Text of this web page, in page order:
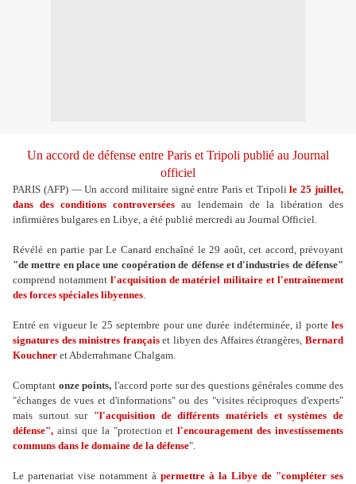
Un accord de défense entre Paris et Tripoli publié au Journal
officiel
PARIS (AFP) — Un accord militaire signé entre Paris et Tripolile 25 juillet,
dans des conditions controversées au lendemain de la libération des
infirmières bulgares en Libye, a été publié mercredi au Journal Officiel.
Révélé en partie par Le Canard enchaîné le 29 août, cet accord, prévoyant
"de mettre en place une coopération de défense et d'industries de défense"
comprend notamment l'acquisition de matériel militaire et l'entraînement
des forces spéciales libyennes.
Entré en vigueur le 25 septembre pour une durée indéterminée, il porteles
signatures des ministres françaiset libyen des Affaires étrangères, Bernard
Kouchner et Abderrahmane Chalgam.
Comptant onze points, l'accord porte sur des questions générales comme des
"échanges de vues et d'informations" ou des "visites réciproques d'experts"
mais surtout sur "l'acquisition de différents matériels et systèmes de
défense", ainsi que la "protection etl'encouragement des investissements
communs dans le domaine de la défense".
Le partenariat vise notamment à permettre à la Libye de "compléter ses